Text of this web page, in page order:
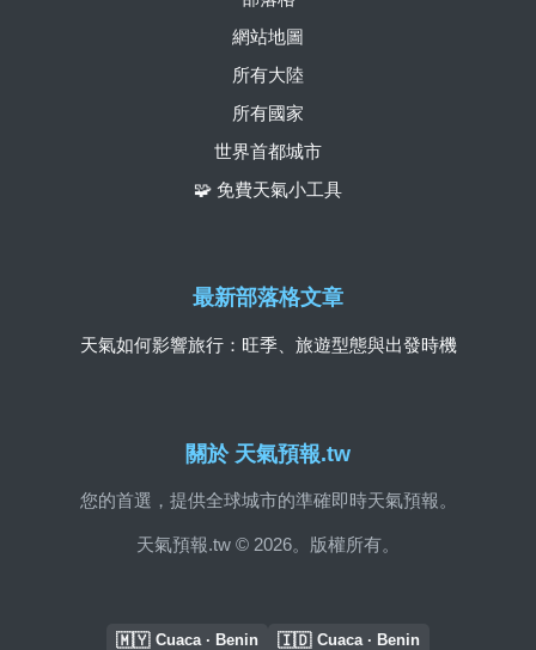
關於 天氣預報.tw
您的首選，提供全球城市的準確即時天氣預報。
天氣預報.tw © 2026。版權所有。
網站地圖
所有大陸
所有國家
世界首都城市
🧩 免費天氣小工具
最新部落格文章
天氣如何影響旅行：旺季、旅遊型態與出發時機
🇲🇾 Cuaca · Benin 🇮🇩 Cuaca · Benin